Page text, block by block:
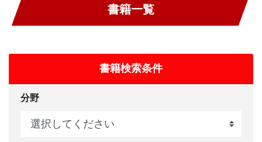
書籍一覧
書籍検索条件
分野